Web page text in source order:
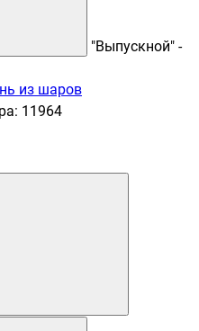
"Выпускной" -
11964